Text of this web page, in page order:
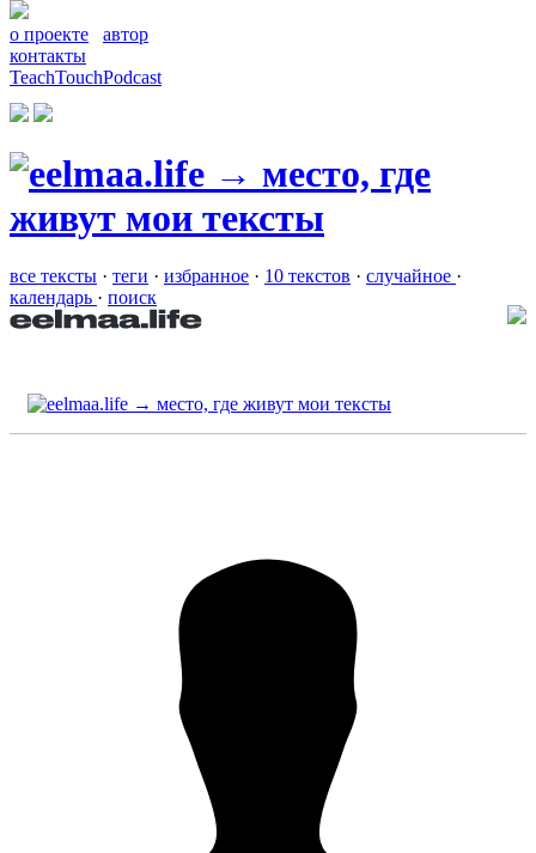
о проекте
автор
контакты
TeachTouchPodcast
все тексты · теги · избранное · 10 текстов · случайное ·
календарь · поиск